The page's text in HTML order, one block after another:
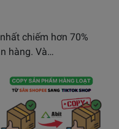
chiếm hơn 70%
hàng. Và…